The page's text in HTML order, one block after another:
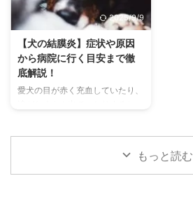
す。 この記事では、チンチラの
代表的な鳴き声の種類とその意味
を詳しく解説します。 さらに、
鳴き声からわかるストレスや病気
のサイン、チンチラが鳴く理由を
理解して良好な関係を築くための
ヒントもご紹介します。 この記
ニ ...
る ...
2025/9/9
【犬の結膜炎】症状や原因
から病院に行く目安まで徹
底解説！
愛犬の目が赤く充血していたり、
る目の病気ですが、原因や症状は
さまざまです。 この記事では、
もっと読む